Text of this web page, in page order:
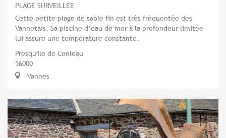
PLAGE SURVEILLÉE
Cette petite plage de sable fin est très fréquentée des
Vannetais. Sa piscine d’eau de mer à la profondeur limitée
lui assure une température constante.
Presqu'ile de Conleau
56000
Vannes